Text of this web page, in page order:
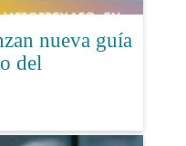
nueva guía
del